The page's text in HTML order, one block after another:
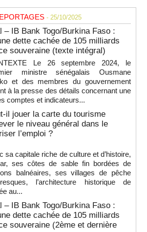
- 25/10/2025
– IB Bank Togo/Burkina Faso :
dette cachée de 105 milliards
souveraine (texte intégral)
Le 26 septembre 2024, le
ministre sénégalais Ousmane
et des membres du gouvernement
à la presse des détails concernant une
comptes et indicateurs...
il jouer la carte du tourisme
le niveau général dans le
l’emploi ?
sa capitale riche de culture et d’histoire,
ses côtes de sable fin bordées de
balnéaires, ses villages de pêche
l’architecture historique de
au...
– IB Bank Togo/Burkina Faso :
dette cachée de 105 milliards
souveraine (2ème et dernière